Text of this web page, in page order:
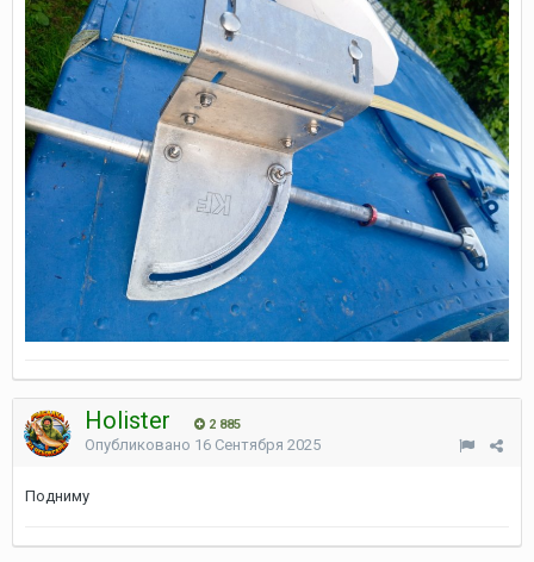
Holister 2 885
Опубликовано 16 Сентября 2025
Подниму